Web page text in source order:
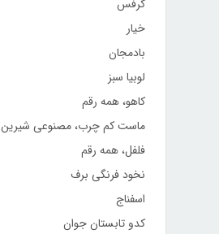
کرفس
خیار
بادمجان
لوبیا سبز
کاهو، همه رقم
ماست کم چرب، مصنوعی شیرین
فلفل، همه رقم
نخود فرنگی برف
اسفناج
کدو تابستان جوان